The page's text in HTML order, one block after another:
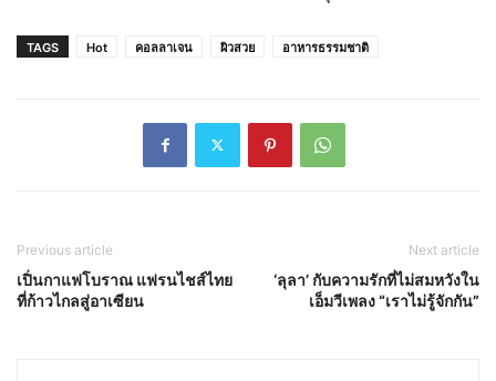
TAGS Hot คอลลาเจน ผิวสวย อาหารธรรมชาติ
Previous article
เปิ่นกาแฟโบราณ แฟรนไชส์ไทย
ที่ก้าวไกลสู่อาเซียน
Next article
‘ลุลา’ กับความรักที่ไม่สมหวังใน
เอ็มวีเพลง “เราไม่รู้จักกัน”